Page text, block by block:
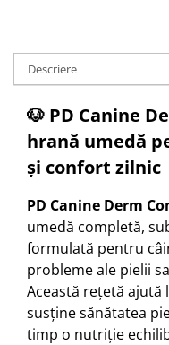
Descriere
🐶 PD Canine
hrană umedă
și confort zilnic
PD Canine Derm
umedă completă,
formulată pentru
probleme ale pielii
Această rețetă
susține sănătatea
timp o nutriție